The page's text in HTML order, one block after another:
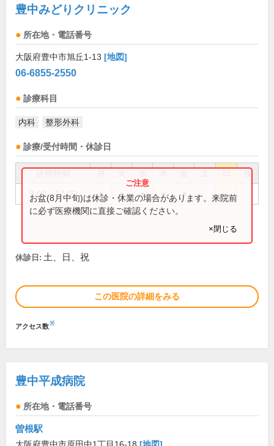
豊中みどりクリニック
所在地・電話番号
大阪府豊中市旭丘1-13 [地図]
06-6855-2550
診療科目
内科 整形外科
診療/受付時間・休診日
祝
9:00～12:00 ● ● ● ● ●
お盆(8月中旬)は休診・休業の場合があります。来院前
に必ず医療機関に直接ご確認ください。
×閉じる
休診日: 土、日、祝
この医院の詳細をみる
アクセス数※
豊中平成病院
所在地・電話番号
曽根駅